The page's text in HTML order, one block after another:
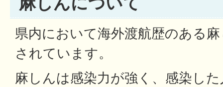
県内において海外渡航歴のある
されています。
麻しんは感染力が強く、感染し